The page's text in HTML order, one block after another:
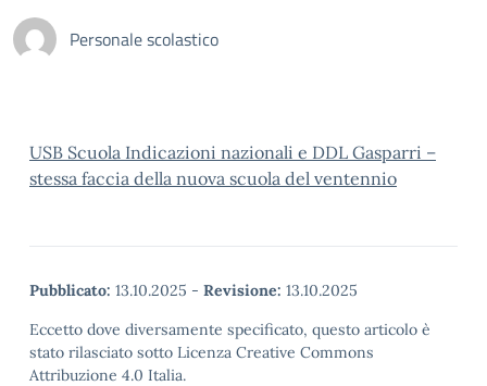
Personale scolastico
USB Scuola Indicazioni nazionali e DDL Gasparri –
stessa faccia della nuova scuola del ventennio
Pubblicato: 13.10.2025 - Revisione: 13.10.2025
Eccetto dove diversamente specificato, questo articolo è
stato rilasciato sotto Licenza Creative Commons
Attribuzione 4.0 Italia.